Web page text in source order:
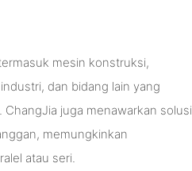
mesin konstruksi,
dan bidang lain yang
juga menawarkan solusi
memungkinkan
atau seri.